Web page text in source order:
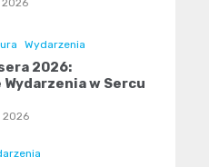
Wydarzenia
2026:
w Sercu
2026